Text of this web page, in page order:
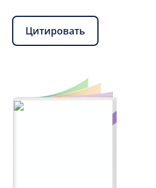
Цитировать